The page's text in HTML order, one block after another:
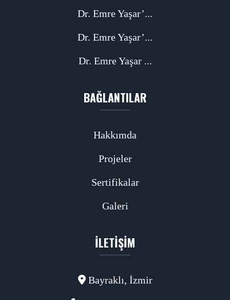
Dr. Emre Yaşar’...
Dr. Emre Yaşar’...
Dr. Emre Yaşar ...
BAĞLANTILAR
Hakkımda
Projeler
Sertifikalar
Galeri
İLETIŞIM
Bayraklı, İzmir